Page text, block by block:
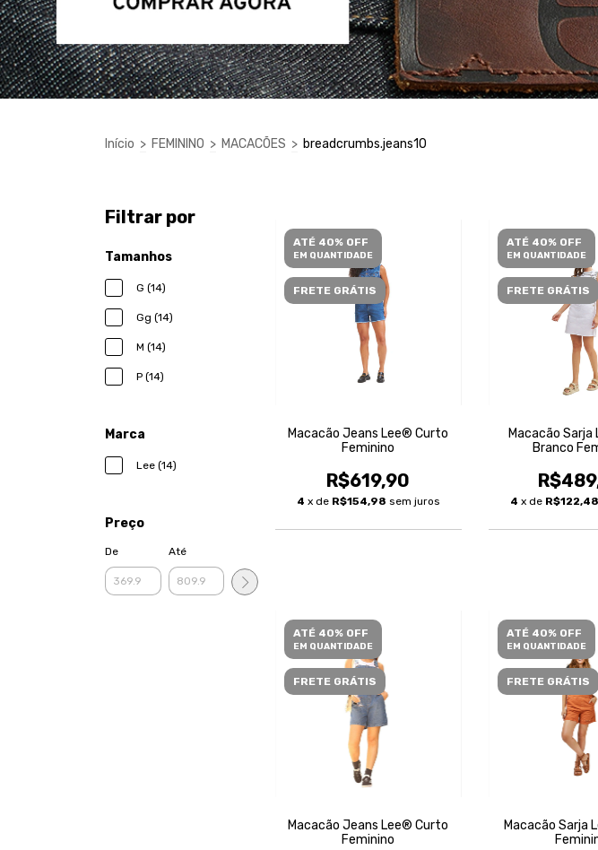
Início > FEMININO > MACACÕES > breadcrumbs.jeans10
Filtrar por
Tamanhos
G (14)
Gg (14)
M (14)
P (14)
Marca
Lee (14)
Preço
De Até
ATÉ 40% OFF
EM QUANTIDADE
FRETE GRÁTIS
Macacão Jeans Lee® Curto
Feminino
R$619,90
4 x de R$154,98 sem juros
ATÉ 40% OFF
EM QUANTIDADE
FRETE GRÁTIS
Macacão Sarja
Branco
4 x de R$122,48
ATÉ 40% OFF
EM QUANTIDADE
FRETE GRÁTIS
Macacão Jeans Lee® Curto
Feminino
ATÉ 40% OFF
EM QUANTIDADE
FRETE GRÁTIS
Macacão Sarja